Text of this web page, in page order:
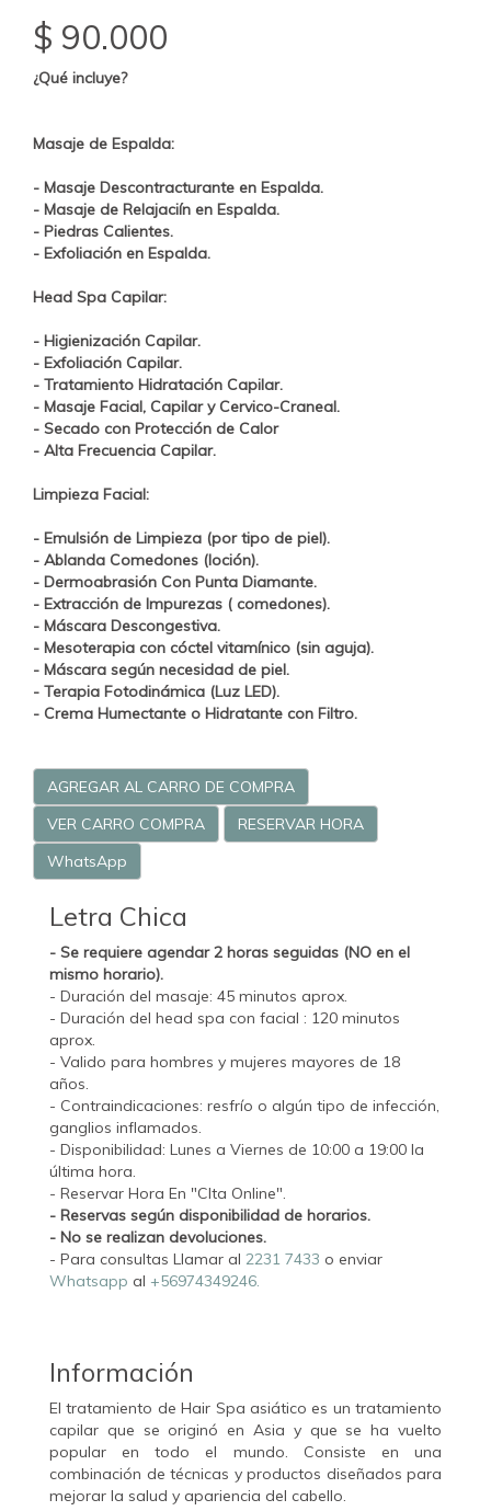
$ 90.000
¿Qué incluye?
Masaje de Espalda:
- Masaje Descontracturante en Espalda.
- Masaje de Relajaciín en Espalda.
- Piedras Calientes.
- Exfoliación en Espalda.
Head Spa Capilar:
- Higienización Capilar.
- Exfoliación Capilar.
- Tratamiento Hidratación Capilar.
- Masaje Facial, Capilar y Cervico-Craneal.
- Secado con Protección de Calor
- Alta Frecuencia Capilar.
Limpieza Facial:
- Emulsión de Limpieza (por tipo de piel).
- Ablanda Comedones (loción).
- Dermoabrasión Con Punta Diamante.
- Extracción de Impurezas ( comedones).
- Máscara Descongestiva.
- Mesoterapia con cóctel vitamínico (sin aguja).
- Máscara según necesidad de piel.
- Terapia Fotodinámica (Luz LED).
- Crema Humectante o Hidratante con Filtro.
AGREGAR AL CARRO DE COMPRA
VER CARRO COMPRA
RESERVAR HORA
WhatsApp
Letra Chica
- Se requiere agendar 2 horas seguidas (NO en el
mismo horario).
- Duración del masaje: 45 minutos aprox.
- Duración del head spa con facial : 120 minutos
aprox.
- Valido para hombres y mujeres mayores de 18
años.
- Contraindicaciones: resfrío o algún tipo de infección,
ganglios inflamados.
- Disponibilidad: Lunes a Viernes de 10:00 a 19:00 la
última hora.
- Reservar Hora En "CIta Online".
- Reservas según disponibilidad de horarios.
- No se realizan devoluciones.
- Para consultas Llamar al 2231 7433 o enviar
Whatsapp al +56974349246.
Información
El tratamiento de Hair Spa asiático es un tratamiento
capilar que se originó en Asia y que se ha vuelto
popular en todo el mundo. Consiste en una
combinación de técnicas y productos diseñados para
mejorar la salud y apariencia del cabello.